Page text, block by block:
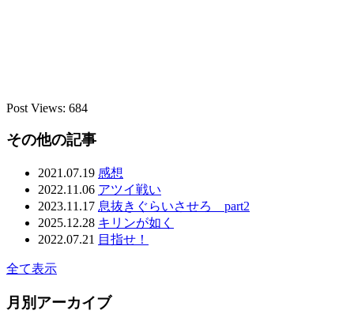
Post Views: 684
その他の記事
2021.07.19 感想
2022.11.06 アツイ戦い
2023.11.17 息抜きぐらいさせろ part2
2025.12.28 キリンが如く
2022.07.21 目指せ！
全て表示
月別アーカイブ